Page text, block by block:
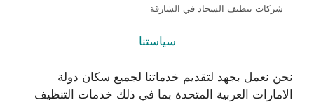
شركات تنظيف السجاد في الشارقة
سياستنا
نحن نعمل بجهد لتقديم خدماتنا لجميع سكان دولة
الامارات العربية المتحدة بما في ذلك خدمات التنظيف